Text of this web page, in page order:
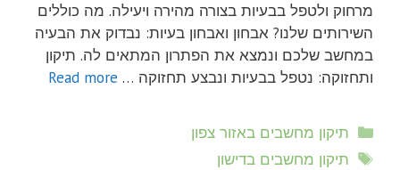
מרחוק ולטפל בבעיות בצורה מהירה ויעילה. מה כוללים
השירותים שלנו? אבחון ואבחון בעיות: נבדוק את הבעיה
במחשב שלכם ונמצא את הפתרון המתאים לה. תיקון
ותחזוקה: נטפל בבעיות ונבצע תחזוקה … Read more
קטגוריות
תיקון מחשבים באזור צפון
תגיות
תיקון מחשבים בדישון